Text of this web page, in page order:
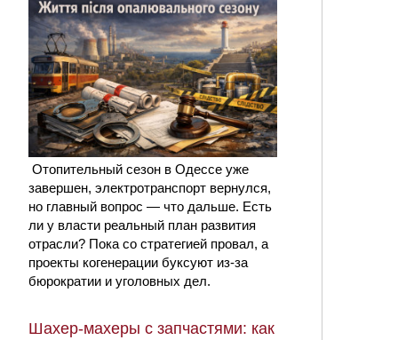
Отопительный сезон в Одессе уже
завершен, электротранспорт вернулся,
но главный вопрос — что дальше. Есть
ли у власти реальный план развития
отрасли? Пока со стратегией провал, а
проекты когенерации буксуют из-за
бюрократии и уголовных дел.
Шахер-махеры с запчастями: как